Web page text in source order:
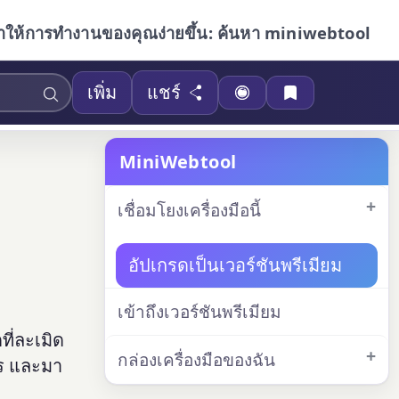
ให้การทำงานของคุณง่ายขึ้น: ค้นหา miniwebtool
เพิ่ม แชร์
ละเมิด
และมา
MiniWebtool
เชื่อมโยงเครื่องมือนี้
อัปเกรดเป็นเวอร์ชันพรีเมียม
เข้าถึงเวอร์ชันพรีเมียม
กล่องเครื่องมือของฉัน